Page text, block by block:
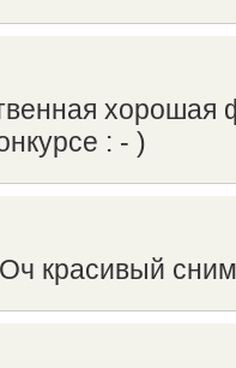
хорошая
: - )
красивый